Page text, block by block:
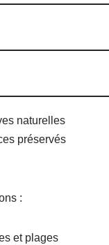
naturelles
préservés
:
et plages